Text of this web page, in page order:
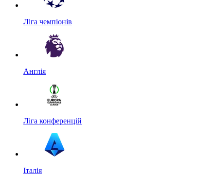
Ліга чемпіонів
Англія
Ліга конференцій
Італія